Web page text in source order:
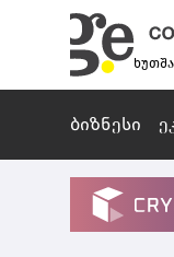
ბიზნესი